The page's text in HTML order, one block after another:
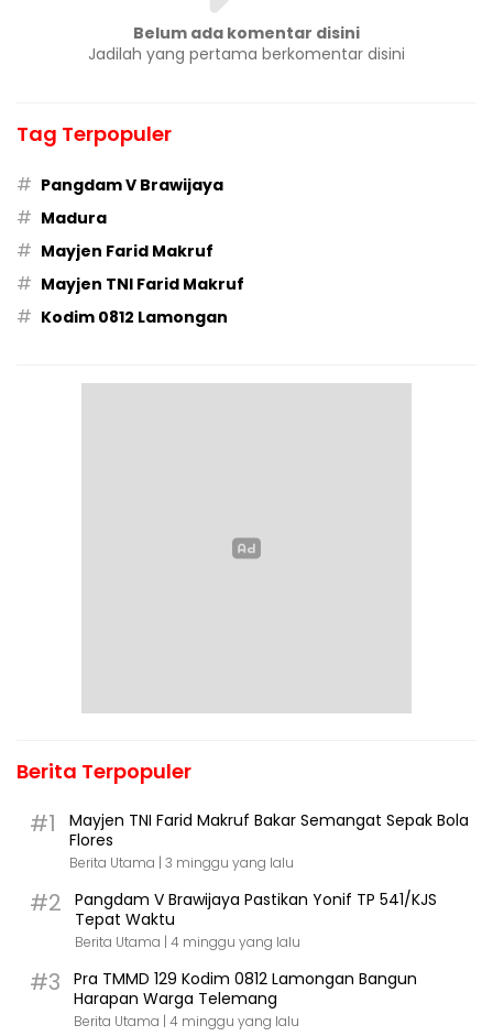
Belum ada komentar disini
Jadilah yang pertama berkomentar disini
Tag Terpopuler
# Pangdam V Brawijaya
# Madura
# Mayjen Farid Makruf
# Mayjen TNI Farid Makruf
# Kodim 0812 Lamongan
Berita Terpopuler
#1
Mayjen TNI Farid Makruf Bakar Semangat Sepak Bola
Flores
Berita Utama | 3 minggu yang lalu
#2
Pangdam V Brawijaya Pastikan Yonif TP 541/KJS
Tepat Waktu
Berita Utama | 4 minggu yang lalu
#3
Pra TMMD 129 Kodim 0812 Lamongan Bangun
Harapan Warga Telemang
Berita Utama | 4 minggu yang lalu